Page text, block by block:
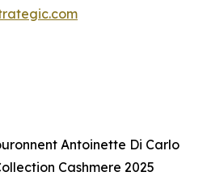
Antoinette Di Carlo
Cashmere 2025